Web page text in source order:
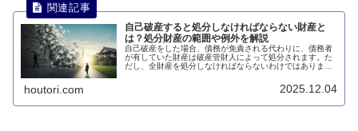
自己破産すると処分しなければならない財産と
は？処分財産の範囲や例外を解説
自己破産をした場合、債務が免責される代わりに、債務者
が有していた財産は破産管財人によって処分されます。た
だし、全財産を処分しなければならないわけではありませ
ならない財産とは何かについて説明します。
houtori.com 2025.12.04